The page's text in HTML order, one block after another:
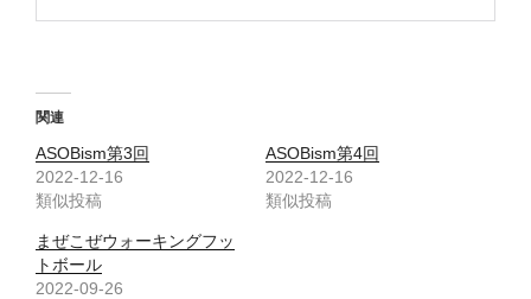
関連
ASOBism第3回
2022-12-16
類似投稿
ASOBism第4回
2022-12-16
類似投稿
まぜこぜウォーキングフッ
トボール
2022-09-26